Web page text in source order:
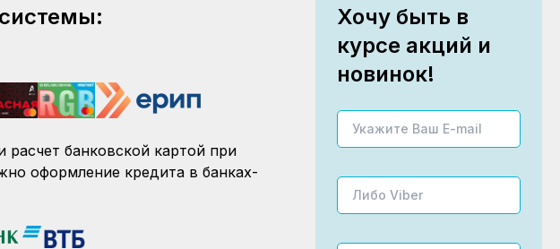
расчет банковской картой при
оформление кредита в банках-
Хочу быть в
курсе акций и
новинок!